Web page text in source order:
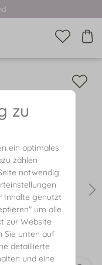
zu
ein optimales
zählen
notwendig
Inhalte genutzt
um alle
zur Website
Sie unten auf
detaillierte
und eine